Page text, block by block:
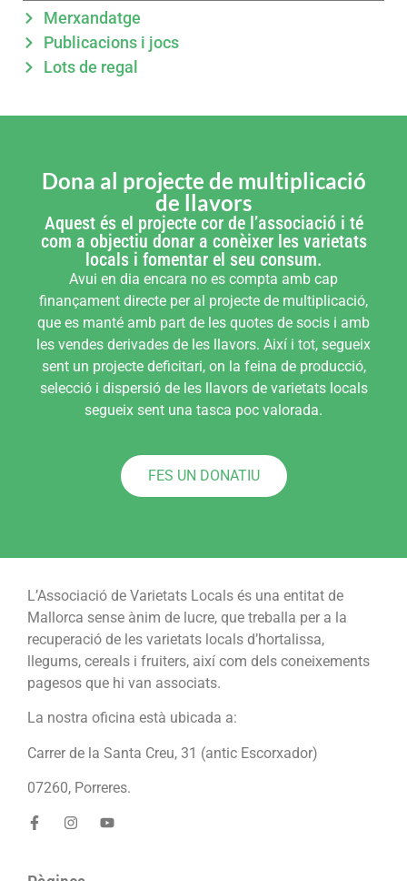
Merxandatge
Publicacions i jocs
Lots de regal
Dona al projecte de multiplicació
de llavors
Aquest és el projecte cor de l’associació i té
com a objectiu donar a conèixer les varietats
locals i fomentar el seu consum.
Avui en dia encara no es compta amb cap
finançament directe per al projecte de multiplicació,
que es manté amb part de les quotes de socis i amb
les vendes derivades de les llavors. Així i tot, segueix
sent un projecte deficitari, on la feina de producció,
selecció i dispersió de les llavors de varietats locals
segueix sent una tasca poc valorada.
FES UN DONATIU
L’Associació de Varietats Locals és una entitat de
Mallorca sense ànim de lucre, que treballa per a la
recuperació de les varietats locals d’hortalissa,
llegums, cereals i fruiters, així com dels coneixements
pagesos que hi van associats.
La nostra oficina està ubicada a:
Carrer de la Santa Creu, 31 (antic Escorxador)
07260, Porreres.